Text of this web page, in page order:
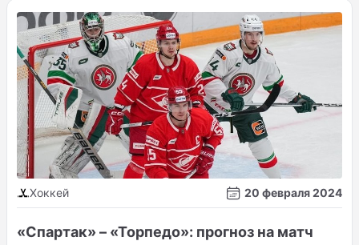
Хоккей 20 февраля 2024
«Спартак» – «Торпедо»: прогноз на матч